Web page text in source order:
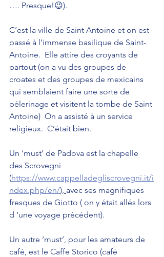
…. Presque!😉).
C’est la ville de Saint Antoine et on est
passé à l’immense basilique de Saint-
Antoine.  Elle attire des croyants de
partout (on a vu des groupes de
croates et des groupes de mexicains
qui semblaient faire une sorte de
pèlerinage et visitent la tombe de Saint
Antoine)  On a assisté à un service
religieux.  C’était bien.
Un ‘must’ de Padova est la chapelle
des Scrovegni
(https://www.cappelladegliscrovegni.it/i
ndex.php/en/), avec ses magnifiques
fresques de Giotto ( on y était allés lors
d ‘une voyage précédent).
Un autre ‘must’, pour les amateurs de
café, est le Caffe Storico (café